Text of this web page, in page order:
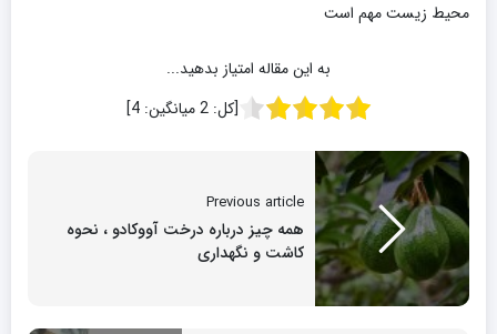
محیط زیست مهم است
به این مقاله امتیاز بدهید...
[کل:2میانگین:4
]
Previous article
همه چیز درباره درخت آووکادو ، نحوه
کاشت و نگهداری